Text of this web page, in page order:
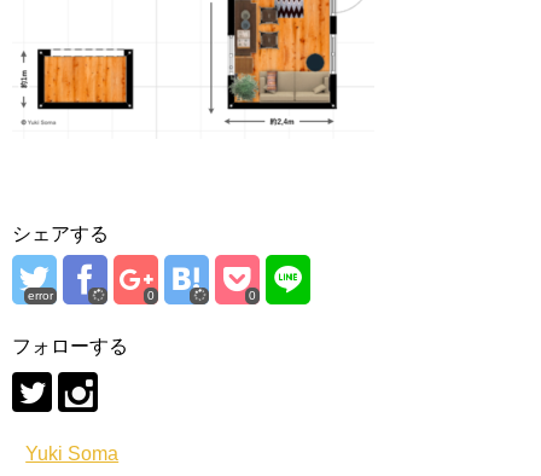
シェアする
error 0 0
フォローする
Yuki Soma